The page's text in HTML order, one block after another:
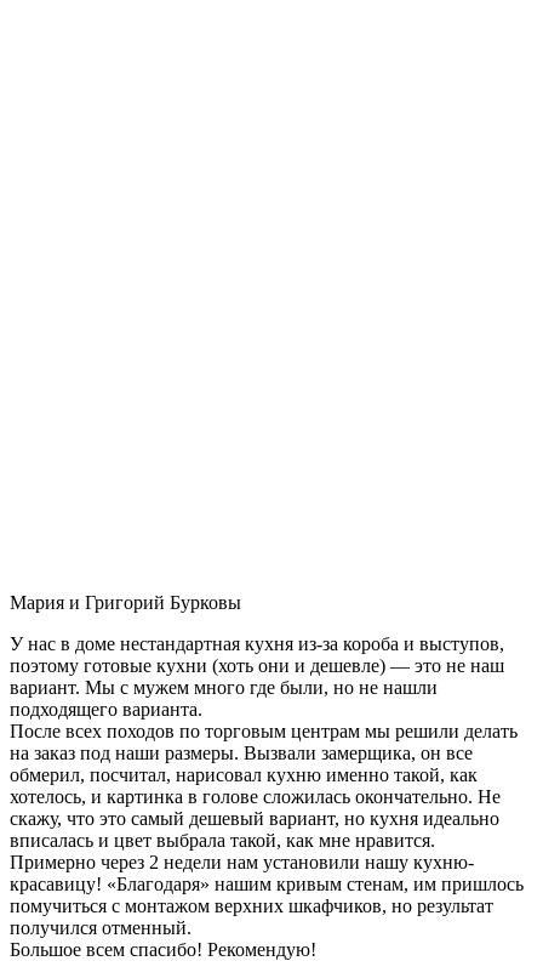
Мария и Григорий Бурковы
У нас в доме нестандартная кухня из-за короба и выступов,
поэтому готовые кухни (хоть они и дешевле) — это не наш
вариант. Мы с мужем много где были, но не нашли
подходящего варианта.
После всех походов по торговым центрам мы решили делать
на заказ под наши размеры. Вызвали замерщика, он все
обмерил, посчитал, нарисовал кухню именно такой, как
хотелось, и картинка в голове сложилась окончательно. Не
скажу, что это самый дешевый вариант, но кухня идеально
вписалась и цвет выбрала такой, как мне нравится.
Примерно через 2 недели нам установили нашу кухню-
красавицу! «Благодаря» нашим кривым стенам, им пришлось
помучиться с монтажом верхних шкафчиков, но результат
получился отменный.
Большое всем спасибо! Рекомендую!